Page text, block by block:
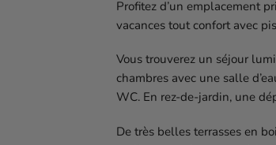
Profitez d’un emplacement
vacances tout confort avec
Vous trouverez un séjour
chambres avec une salle
WC. En rez-de-jardin, une
De très belles terrasses en